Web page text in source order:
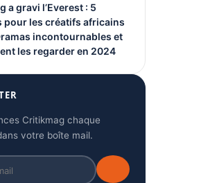
a gravi l’Everest : 5
pour les créatifs africains
incontournables et
les regarder en 2024
Critikmag chaque
votre boîte mail.